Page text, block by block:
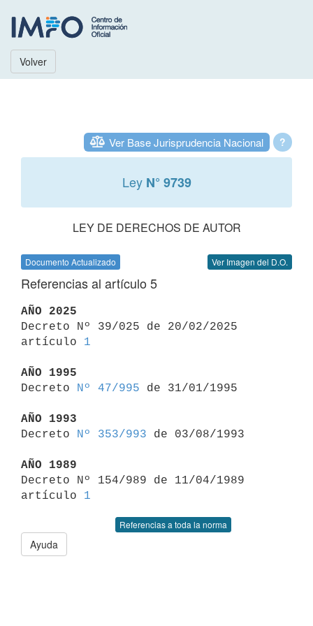
Volver
?
Ver Base Jurisprudencia Nacional
Ley N° 9739
LEY DE DERECHOS DE AUTOR
Documento Actualizado Ver Imagen del D.O.
Referencias al artículo 5
AÑO 2025
Decreto Nº 39/025 de 20/02/2025
artículo 1
AÑO 1995
Decreto
Nº 47/995 de 31/01/1995
AÑO 1993
Decreto
Nº 353/993 de 03/08/1993
AÑO 1989
Decreto Nº 154/989 de 11/04/1989
artículo 1
Referencias a toda la norma
Ayuda